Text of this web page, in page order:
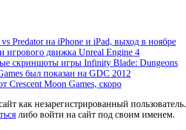
Predator на iPhone и iPad, выход в ноябре
игрового движка Unreal Engine 4
скриншоты игры Infinity Blade: Dungeons
был показан на GDC 2012
Crescent Moon Games, скоро
как незарегистрированный пользователь.
либо войти на сайт под своим именем.